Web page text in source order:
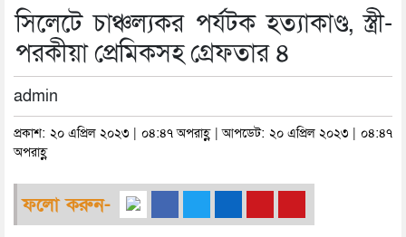
সিলেটে চাঞ্চল্যকর পর্যটক হত্যাকাণ্ড, স্ত্রী-
পরকীয়া প্রেমিকসহ গ্রেফতার ৪
admin
প্রকাশ: ২০ এপ্রিল ২০২৩ | ০৪:৪৭ অপরাহ্ণ | আপডেট: ২০ এপ্রিল ২০২৩ | ০৪:৪৭
অপরাহ্ণ
ফলো করুন-